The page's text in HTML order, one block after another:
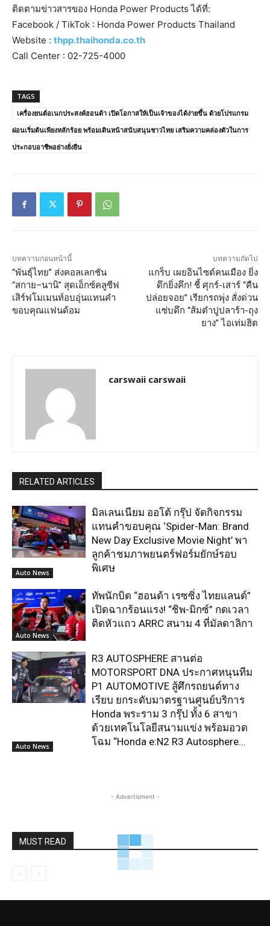
ติดตามข่าวสารของ Honda Power Products ได้ที่:
Facebook / TikTok : Honda Power Products Thailand
Website : thpp.thaihonda.co.th
Call Center : 02-725-4000
TAGS
เครื่องยนต์อเนกประสงค์ฮอนด้า เปิดโอกาสให้เป็นเจ้าของได้ง่ายขึ้น ด้วยโปรแกรม
ผ่อนเริ่มต้นเพียงหลักร้อย พร้อมเดินหน้าสนับสนุนชาวไทย เสริมความคล่องตัวในการ
ประกอบอาชีพอย่างยั่งยืน
บทความก่อนหน้านี้
“พันธุ์ไทย” ส่งคอลเลกชัน
“สกาย–นานิ” สุดเอ็กซ์คลูซีฟ
เสิร์ฟโมเมนท์อบอุ่นแทนคำ
ขอบคุณแฟนด้อม
บทความถัดไป
แกร็บ เผยอินไซต์คนเมือง ยิ่ง
ดึกยิ่งคึก! ชี้ ศุกร์-เสาร์ “คืน
ปล่อยจอย” เรียกรถพุ่ง สั่งด่วน
แซ่บดึก “ส้มตำปูปลาร้า-ถุง
ยาง” ไอเท่มฮิต
carswaii carswaii
RELATED ARTICLES
Auto News
มิลเลนเนียม ออโต้ กรุ๊ป จัดกิจกรรม
แทนคำขอบคุณ ‘Spider-Man: Brand
New Day Exclusive Movie Night’ พา
ลูกค้าชมภาพยนตร์ฟอร์มยักษ์รอบ
พิเศษ
Auto News
ทัพนักบิด “ฮอนด้า เรซซิ่ง ไทยแลนด์”
เปิดฉากร้อนแรง! “ชิพ-มิกซ์” กดเวลา
ติดหัวแถว ARRC สนาม 4 ที่มัลดาลิกา
Auto News
R3 AUTOSPHERE สานต่อ
MOTORSPORT DNA ประกาศหนุนทีม
P1 AUTOMOTIVE สู้ศึกรถยนต์ทาง
เรียบ ยกระดับมาตรฐานศูนย์บริการ
Honda พระราม 3 กรุ๊ป ทั้ง 6 สาขา
ด้วยเทคโนโลยีสนามแข่ง พร้อมอวด
โฉม “Honda e:N2 R3 Autosphere...
- Advertisment -
MUST READ